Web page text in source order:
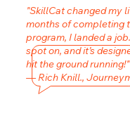
"SkillCat changed my
months of completing
program, I landed a
spot on, and it’s
hit the ground running!"
— Rich Knill.,